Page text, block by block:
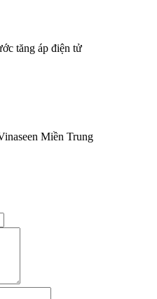
tăng áp điện tử
Miền Trung